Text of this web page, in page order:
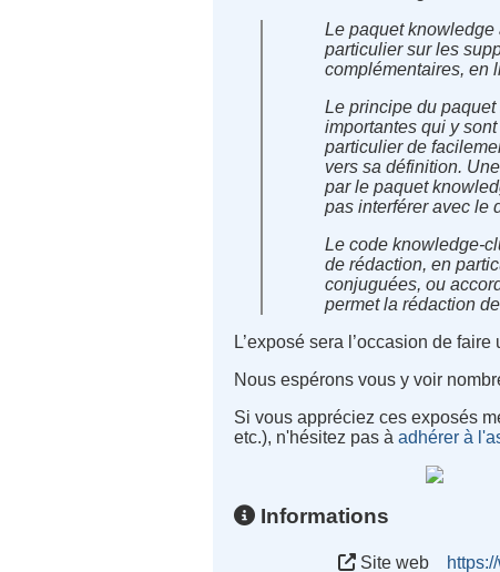
Le paquet knowledge
particulier sur les
complémentaires, en
Le principe du paquet
importantes qui y
particulier de
vers sa définition.
par le paquet
pas interférer avec le
Le code knowledge-
de rédaction, en
conjuguées, ou
permet la rédaction
L’exposé sera l’occasion de
Nous espérons vous y voir
Si vous appréciez ces exposés
etc.), n'hésitez pas àadhérer à
Informations
Site web